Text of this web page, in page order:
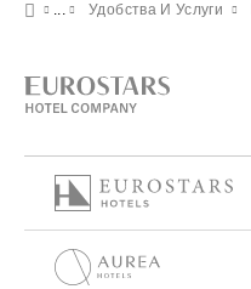
Удобства И Услуги